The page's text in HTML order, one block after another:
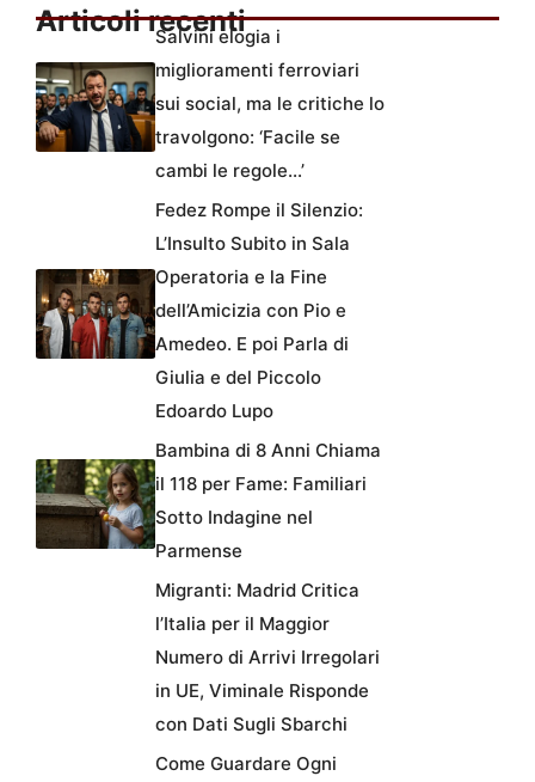
Articoli recenti
Salvini elogia i
miglioramenti ferroviari
sui social, ma le critiche lo
travolgono: ‘Facile se
cambi le regole…’
Fedez Rompe il Silenzio:
L’Insulto Subito in Sala
Operatoria e la Fine
dell’Amicizia con Pio e
Amedeo. E poi Parla di
Giulia e del Piccolo
Edoardo Lupo
Bambina di 8 Anni Chiama
il 118 per Fame: Familiari
Sotto Indagine nel
Parmense
Migranti: Madrid Critica
l’Italia per il Maggior
Numero di Arrivi Irregolari
in UE, Viminale Risponde
con Dati Sugli Sbarchi
Come Guardare Ogni